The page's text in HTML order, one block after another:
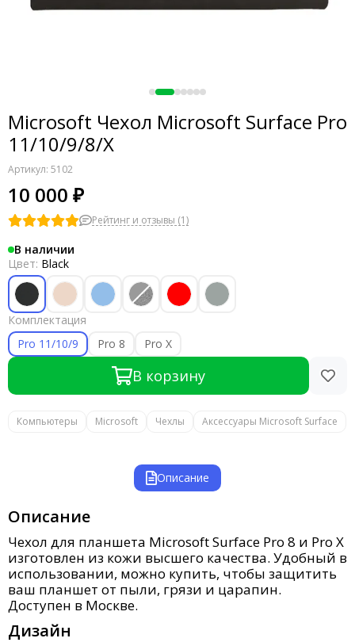
Microsoft Чехол Microsoft Surface Pro
11/10/9/8/X
Артикул: 5102
10 000 ₽
Рейтинг и отзывы (1)
В наличии
Цвет: Black
Комплектация
Pro 11/10/9
Pro 8 Pro X
В корзину
Компьютеры Microsoft Чехлы Аксессуары Microsoft Surface
Описание
Описание
Чехол для планшета Microsoft Surface Pro 8 и Pro X
изготовлен из кожи высшего качества. Удобный в
использовании, можно купить, чтобы защитить
ваш планшет от пыли, грязи и царапин.
Доступен в Москве.
Дизайн